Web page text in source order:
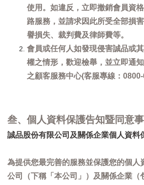
使用。如違反，立即撤銷會員資
路服務，並請求因此所受全部損
譽損失、裁判費及律師費等。
會員或任何人如發現侵害誠品或
權之情形，歡迎檢舉，並立即通
之顧客服務中心(客服專線：0800-
叁、個人資料保護告知暨同意
誠品股份有限公司及關係企業個人資料
為提供您最完善的服務並保護您的個人
公司（下稱「本公司」）及關係企業（